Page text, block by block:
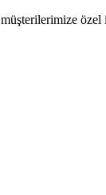
müşterilerimize